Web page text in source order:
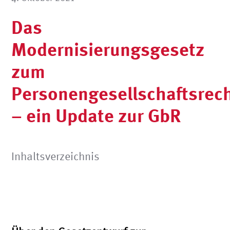
Das
Modernisierungsgesetz
zum
– ein Update zur GbR
Inhaltsverzeichnis